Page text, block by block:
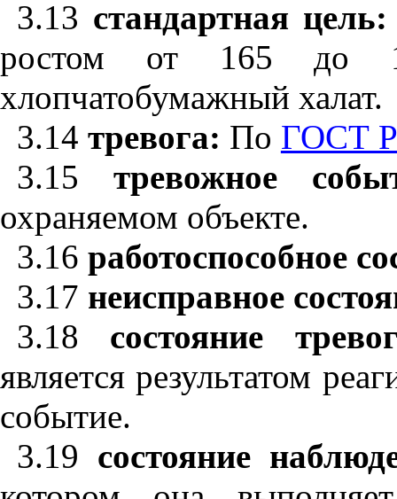
3.13 стандартная
ростом от 165 до
хлопчатобумажный халат.
3.14 тревога: По ГОСТ
3.15тревожное
охраняемом объекте.
3.16 работоспособное
3.17 неисправное
3.18 состояние
является результатом
событие.
3.19 состояние